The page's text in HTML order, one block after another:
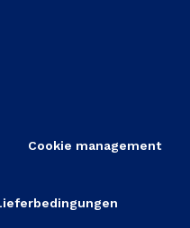
Cookie management